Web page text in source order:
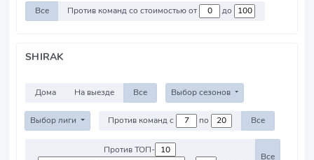
Все Против команд со стоимостью от до
SHIRAK
Дома На выезде Все Выбор сезонов
Выбор лиги Против команд с по Все
Против ТОП-
Все